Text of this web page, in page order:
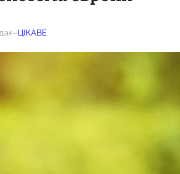
–ЦІКАВЕ